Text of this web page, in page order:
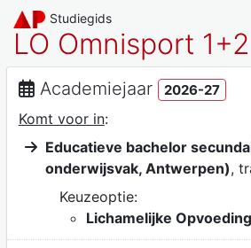
Studiegids
LO Omnisport 1+2
Academiejaar 2026-27
Komt voor in:
Educatieve bachelor
onderwijsvak, Antwerpen),
Keuzeoptie:
Lichamelijke Opvoeding